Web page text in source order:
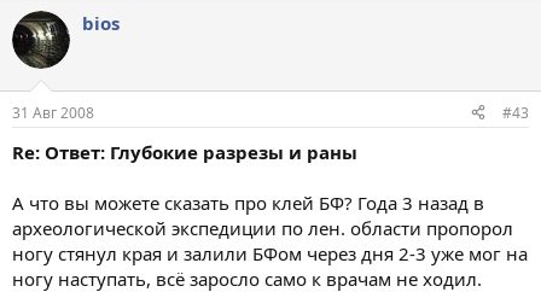
bios
31 Авг 2008 #43
Re: Ответ: Глубокие разрезы и раны
А что вы можете сказать про клей БФ? Года 3 назад в
археологической экспедиции по лен. области пропорол
ногу стянул края и залили БФом через дня 2-3 уже мог на
ногу наступать, всё заросло само к врачам не ходил.